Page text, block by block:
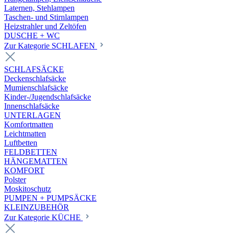
Laternen, Stehlampen
Taschen- und Stirnlampen
Heizstrahler und Zeltöfen
DUSCHE + WC
Zur Kategorie SCHLAFEN
SCHLAFSÄCKE
Deckenschlafsäcke
Mumienschlafsäcke
Kinder-/Jugendschlafsäcke
Innenschlafsäcke
UNTERLAGEN
Komfortmatten
Leichtmatten
Luftbetten
FELDBETTEN
HÄNGEMATTEN
KOMFORT
Polster
Moskitoschutz
PUMPEN + PUMPSÄCKE
KLEINZUBEHÖR
Zur Kategorie KÜCHE